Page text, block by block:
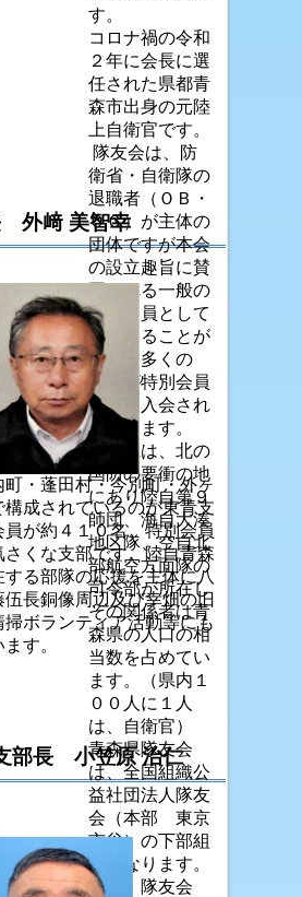
す。
コロナ禍の令和
２年に会長に選
任された県都青
森市出身の元陸
上自衛官です。
隊友会は、防
衛省・自衛隊の
退職者（ＯＢ・
ＯＧ）が主体の
団体ですが本会
の設立趣旨に賛
同される一般の
方も会員として
参加することが
でき、多くの
方々が特別会員
として入会され
ております。
青森県は、北の
国防の要衝の地
にあり陸自第９
師団、海自大湊
地区隊、空自北
部航空方面隊の
司令部が所在し
その関係者は青
森県の人口の相
当数を占めてい
ます。（県内１
００人に１人
は、自衛官）
青森県隊友会
は、全国組織公
益社団法人隊友
会（本部 東京
市谷）の下部組
織になります。
また、隊友会
外﨑 美智幸
・蓬田村・今別町・外ヶ
成されているのが東青支
が約４１０名、特別会員
さくな支部です。陸自青森
る部隊の応援を主体に八
長銅像周辺及び幸畑の旧
掃ボランティア活動等にも
す。
部長 小笠原 治仁